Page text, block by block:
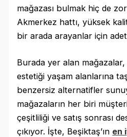
mağazası bulmak hiç de
Akmerkez hattı, yüksek
bir arada arayanlar için
Burada yer alan
estetiği yaşam alanlarına
benzersiz alternatifler
mağazaların her biri
çeşitliliği ve satış sonrası
çıkıyor. İşte, Beşiktaş’ın en